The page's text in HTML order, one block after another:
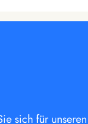
sich für